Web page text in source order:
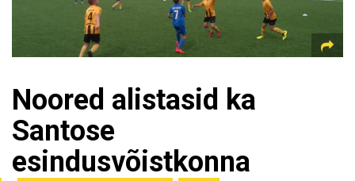
Noored alistasid ka
Santose
esindusvõistkonna